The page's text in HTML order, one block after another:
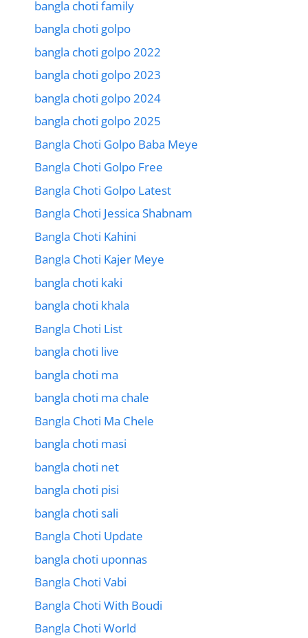
bangla choti family
bangla choti golpo
bangla choti golpo 2022
bangla choti golpo 2023
bangla choti golpo 2024
bangla choti golpo 2025
Bangla Choti Golpo Baba Meye
Bangla Choti Golpo Free
Bangla Choti Golpo Latest
Bangla Choti Jessica Shabnam
Bangla Choti Kahini
Bangla Choti Kajer Meye
bangla choti kaki
bangla choti khala
Bangla Choti List
bangla choti live
bangla choti ma
bangla choti ma chale
Bangla Choti Ma Chele
bangla choti masi
bangla choti net
bangla choti pisi
bangla choti sali
Bangla Choti Update
bangla choti uponnas
Bangla Choti Vabi
Bangla Choti With Boudi
Bangla Choti World